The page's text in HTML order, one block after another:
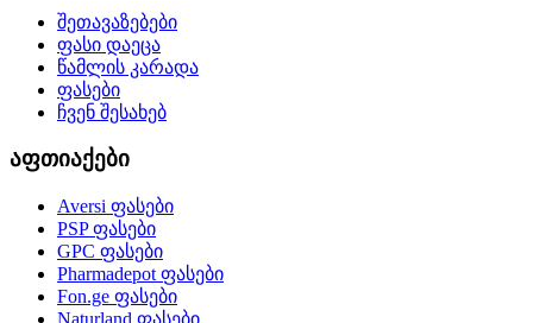
შეთავაზებები
ფასი დაეცა
წამლის კარადა
ფასები
ჩვენ შესახებ
აფთიაქები
Aversi ფასები
PSPფასები
GPC ფასები
Pharmadepot ფასები
Fon.ge ფასები
Naturland ფასები